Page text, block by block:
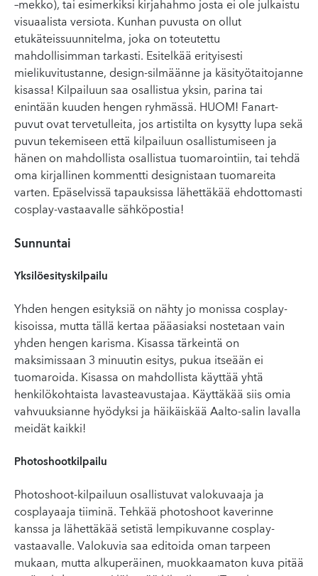
–mekko), tai esimerkiksi kirjahahmo josta ei ole julkaistu
visuaalista versiota. Kunhan puvusta on ollut
etukäteissuunnitelma, joka on toteutettu
mahdollisimman tarkasti. Esitelkää erityisesti
mielikuvitustanne, design-silmäänne ja käsityötaitojanne
kisassa! Kilpailuun saa osallistua yksin, parina tai
enintään kuuden hengen ryhmässä. HUOM! Fanart-
puvut ovat tervetulleita, jos artistilta on kysytty lupa sekä
puvun tekemiseen että kilpailuun osallistumiseen ja
hänen on mahdollista osallistua tuomarointiin, tai tehdä
oma kirjallinen kommentti designistaan tuomareita
varten. Epäselvissä tapauksissa lähettäkää ehdottomasti
cosplay-vastaavalle sähköpostia!
Sunnuntai
Yksilöesityskilpailu
Yhden hengen esityksiä on nähty jo monissa cosplay-
kisoissa, mutta tällä kertaa pääasiaksi nostetaan vain
yhden hengen karisma. Kisassa tärkeintä on
maksimissaan 3 minuutin esitys, pukua itseään ei
tuomaroida. Kisassa on mahdollista käyttää yhtä
henkilökohtaista lavasteavustajaa. Käyttäkää siis omia
vahvuuksianne hyödyksi ja häikäiskää Aalto-salin lavalla
meidät kaikki!
Photoshootkilpailu
Photoshoot-kilpailuun osallistuvat valokuvaaja ja
cosplayaaja tiiminä. Tehkää photoshoot kaverinne
kanssa ja lähettäkää setistä lempikuvanne cosplay-
vastaavalle. Valokuvia saa editoida oman tarpeen
mukaan, mutta alkuperäinen, muokkaamaton kuva pitää